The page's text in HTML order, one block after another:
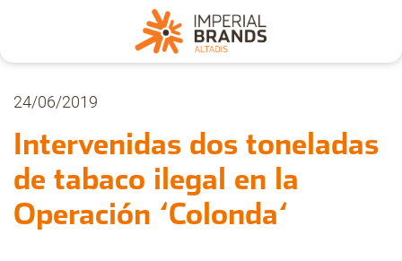
Nosotros
Secciones
Denuncia
24/06/2019
Intervenidas dos toneladas
de tabaco ilegal en la
Operación ‘Colonda‘